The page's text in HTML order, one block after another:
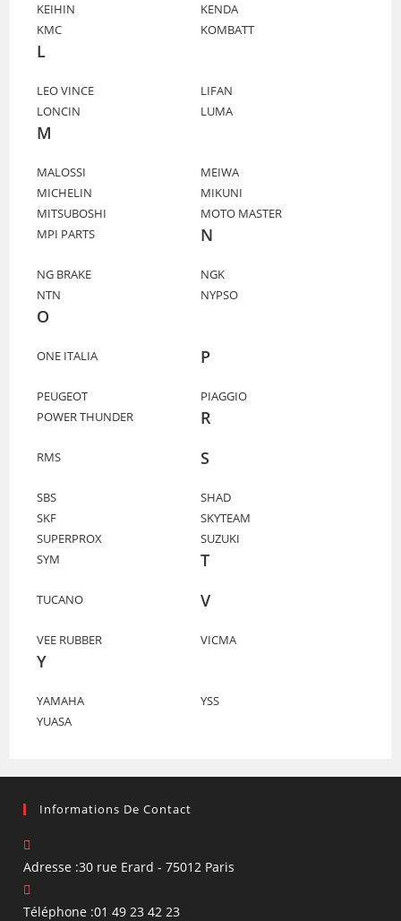
KEIHIN
KENDA
KMC
KOMBATT
L
LEO VINCE
LIFAN
LONCIN
LUMA
M
MALOSSI
MEIWA
MICHELIN
MIKUNI
MITSUBOSHI
MOTO MASTER
MPI PARTS
N
NG BRAKE
NGK
NTN
NYPSO
O
ONE ITALIA P
PEUGEOT
PIAGGIO
POWER THUNDER
R
RMS S
SBS
SHAD
SKF
SKYTEAM
SUPERPROX
SUZUKI
SYM
T
TUCANO V
VEE RUBBER VICMA
Y
YAMAHA
YSS
YUASA
Informations De Contact
Adresse :30 rue Erard - 75012 Paris
Téléphone :01 49 23 42 23